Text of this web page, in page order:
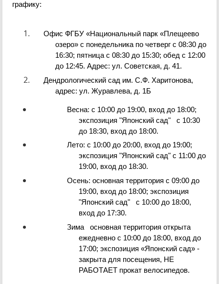
графику:
Офис ФГБУ «Национальный парк «Плещеево
озеро» с понедельника по четверг с 08:30 до
16:30; пятница с 08:30 до 15:30; обед с 12:00
до 12:45. Адрес: ул. Советская, д. 41.
Дендрологический сад им. С.Ф. Харитонова,
адрес: ул. Журавлева, д. 1Б
Весна: с 10:00 до 19:00, вход до 18:00;
экспозиция "Японский сад" с 10:30
до 18:30, вход до 18:00.
Лето: с 10:00 до 20:00, вход до 19:00;
экспозиция "Японский сад" с 11:00 до
19:00, вход до 18:30.
Осень: основная территория с 09:00 до
19:00, вход до 18:00; экспозиция
"Японский сад" с 10:00 до 18:00,
вход до 17:30.
Зима основная территория открыта
ежедневно с 10:00 до 18:00, вход до
17:00; экспозиция «Японский сад» -
закрыта для посещения, НЕ
РАБОТАЕТ прокат велосипедов.